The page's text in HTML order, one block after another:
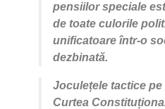
pensiilor speciale
de toate culorile
unificatoare într-o
dezbinată.
Joculețele tactice pe
Curtea